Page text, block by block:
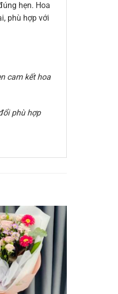
hẹn. Hoa
phù hợp với
cam kết hoa
phù hợp